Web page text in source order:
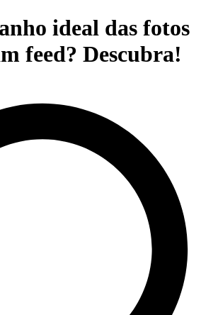
ideal das fotos
feed? Descubra!